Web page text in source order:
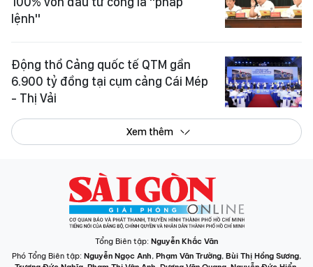
lệnh"
Động thổ Cảng quốc tế QTM gần
6.900 tỷ đồng tại cụm cảng Cái Mép
- Thị Vải
Xem thêm
Tổng Biên tập: Nguyễn Khắc Văn
Phó Tổng Biên tập: Nguyễn Ngọc Anh, Phạm Văn Trường, Bùi Thị Hồng Sương,